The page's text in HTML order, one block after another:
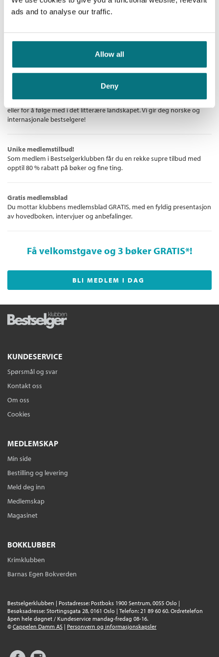
ads and to analyse our traffic.
Allow all
Deny
mann som levde for ti tusen år siden, en begavet håndverker
med verktøy i stein, hugget av stein.
Alt henger sammen med alt, sier noen. Men sammenhengene
kan være uklare, tilfeldige og nesten alltid usynlige for dem
som kommer letende noen hundre år senere. Det betyr ikke at
historien om Norge.
Medlem 149,–
Ikke medlem
Kjøp
Bestselgerklubben - De beste boknyhetene
Bokklubben for deg som liker å lese – enten det er for å underholdes
eller for å følge med i det litterære landskapet. Vi gir deg norske og
internasjonale bestselgere!
Unike medlemstilbud!
Som medlem i Bestselgerklubben får du en rekke supre tilbud med
opptil 80 % rabatt på bøker og fine ting.
Gratis medlemsblad
Du mottar klubbens medlemsblad GRATIS, med en fyldig presentasjon
av hovedboken, intervjuer og anbefalinger.
Få velkomstgave og 3 bøker GRATIS*!
BLI MEDLEM I DAG
KUNDESERVICE
Spørsmål og svar
Kontakt oss
Om oss
Cookies
MEDLEMSKAP
Min side
Bestilling og levering
Meld deg inn
Medlemskap
Magasinet
BOKKLUBBER
Krimklubben
Barnas Egen Bokverden
Bestselgerklubben | Postadresse: Postboks 1900 Sentrum, 0055 Oslo |
Besøksadresse: Stortingsgata 28, 0161 Oslo | Telefon: 21 89 60 60. Ordretelefon
åpen hele døgnet / Kundeservice mandag-fredag 08-16.
© Cappelen Damm AS | Personvern og informasjonskapsler
Facebook